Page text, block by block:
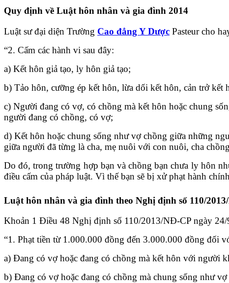
Quy định về Luật hôn nhân và gia đình 2014
Luật sư đại diện Trường Cao đẳng Y Dược Pasteur cho
“2. Cấm các hành vi sau đây:
a) Kết hôn giả tạo, ly hôn giả tạo;
b) Tảo hôn, cưỡng ép kết hôn, lừa dối kết hôn, cản trở kết
c) Người đang có vợ, có chồng mà kết hôn hoặc chung
người đang có chồng, có vợ;
d) Kết hôn hoặc chung sống như vợ chồng giữa những
giữa người đã từng là cha, mẹ nuôi với con nuôi, cha
Do đó, trong trường hợp bạn và chồng bạn chưa ly hôn
điều cấm của pháp luật. Vì thế bạn sẽ bị xử phạt hành
Luật hôn nhân và gia đình theo Nghị định số 110/
Khoản 1 Điều 48 Nghị định số 110/2013/NĐ-CP ngày
“1. Phạt tiền từ 1.000.000 đồng đến 3.000.000 đồng đối
a) Đang có vợ hoặc đang có chồng mà kết hôn với người
b) Đang có vợ hoặc đang có chồng mà chung sống như